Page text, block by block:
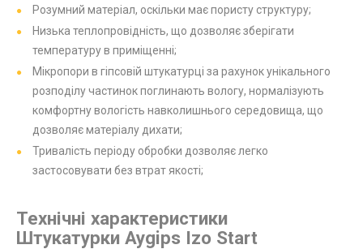
Розумний матеріал, оскільки має пористу структуру;
Низька теплопровідність, що дозволяє зберігати
температуру в приміщенні;
Мікропори в гіпсовій штукатурці за рахунок унікального
розподілу частинок поглинають вологу, нормалізують
комфортну вологість навколишнього середовища, що
дозволяє матеріалу дихати;
Тривалість періоду обробки дозволяє легко
застосовувати без втрат якості;
Технічні характеристики
Штукатурки Aygips Izo Start